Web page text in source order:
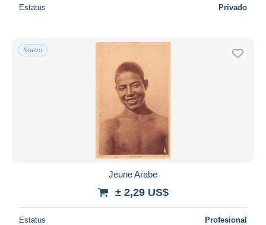
Estatus Privado
Nuevo
Jeune Arabe
± 2,29 US$
Estatus Profesional